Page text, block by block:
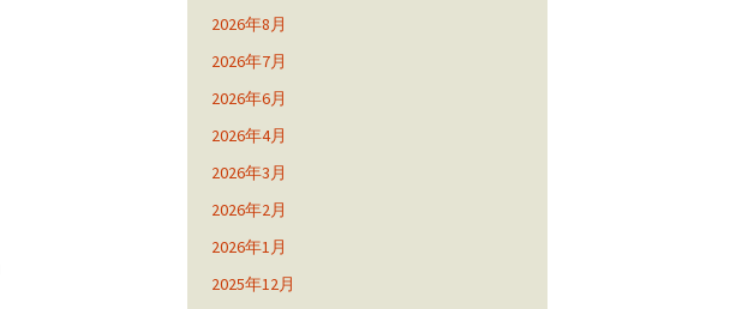
2026年8月
2026年7月
2026年6月
2026年4月
2026年3月
2026年2月
2026年1月
2025年12月